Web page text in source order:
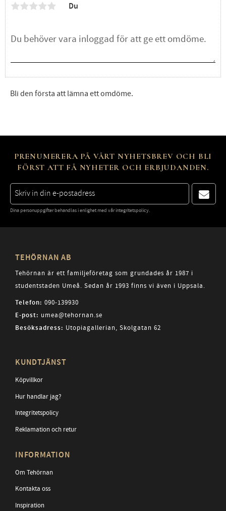
Du
Bli den första att lämna ett omdöme.
PRENUMERERA PÅ VÅRT NYHETSBREV OCH BLI
FÖRST ATT FÅ NYHETER OCH ERBJUDANDEN.
Dina personuppgifter behandlas i enlighet med vårintegritetspolicy.
TEHÖRNAN AB
Tehörnan är ett familjeföretag som grundades år 1987 i
studentstaden Umeå. Sedan år 1993 finns vi även i Uppsala.
Telefon: 090-139930
E-post: umea@tehornan.se
Besöksadress: Utopiagallerian, Skolgatan 62
KUNDTJÄNST
Köpvillkor
Hur handlar jag?
Integritetspolicy
Reklamation och retur
INFORMATION
Om Tehörnan
Kontakta oss
Inspiration